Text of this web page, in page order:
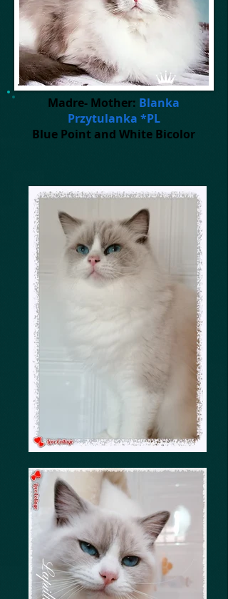
Madre- Mother: Blanka
Przytulanka *PL
Blue Point and White Bicolor